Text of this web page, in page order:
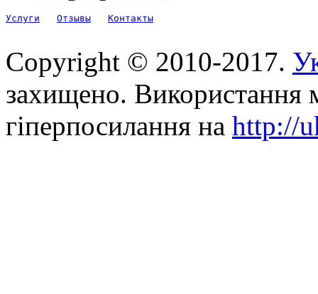
Услуги Отзывы Контакты
Copyright © 2010-2017.
захищено. Використання
гіперпосилання на http://